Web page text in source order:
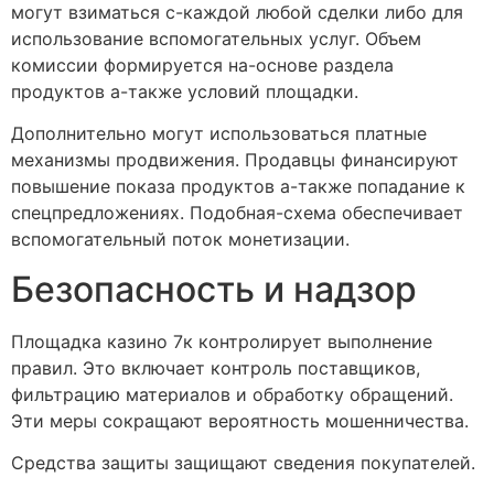
могут взиматься с-каждой любой сделки либо для
использование вспомогательных услуг. Объем
комиссии формируется на-основе раздела
продуктов а-также условий площадки.
Дополнительно могут использоваться платные
механизмы продвижения. Продавцы финансируют
повышение показа продуктов а-также попадание к
спецпредложениях. Подобная-схема обеспечивает
вспомогательный поток монетизации.
Безопасность и надзор
Площадка казино 7к контролирует выполнение
правил. Это включает контроль поставщиков,
фильтрацию материалов и обработку обращений.
Эти меры сокращают вероятность мошенничества.
Средства защиты защищают сведения покупателей.